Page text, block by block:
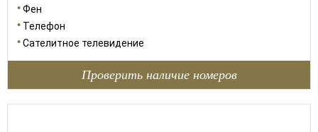
Фен
Телефон
Сателитное телевидение
Проверить наличие номеров